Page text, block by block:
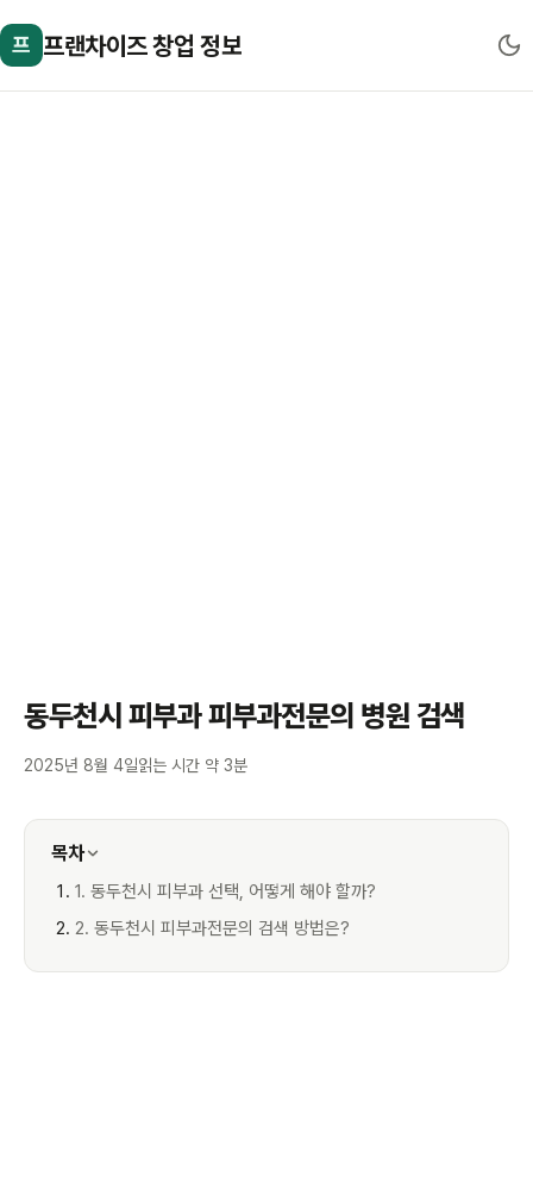
프 프랜차이즈 창업 정보
동두천시 피부과 피부과전문의 병원 검색
2025년 8월 4일읽는 시간 약 3분
목차
1. 동두천시 피부과 선택, 어떻게 해야 할까?
2. 동두천시 피부과전문의 검색 방법은?